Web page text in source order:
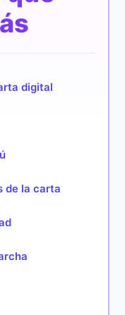
digital
de la carta